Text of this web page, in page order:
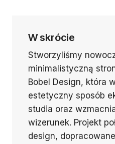
W skrócie
Stworzyliśmy
minimalistyczną
Bobel Design, która
estetyczny sposób
studia oraz
wizerunek. Projekt
design,